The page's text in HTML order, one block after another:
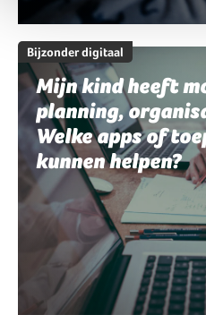
Bijzonder digitaal
Mijn kind heeft
planning,
Welke apps of
kunnen helpen?